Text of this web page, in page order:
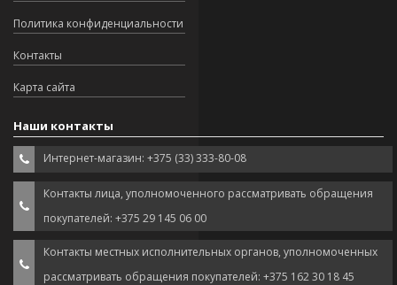
Политика конфиденциальности
Контакты
Карта сайта
Наши контакты
Интернет-магазин: +375 (33) 333-80-08
Контакты лица, уполномоченного рассматривать обращения
покупателей: +375 29 145 06 00
Контакты местных исполнительных органов, уполномоченных
рассматривать обращения покупателей: +375 162 30 18 45